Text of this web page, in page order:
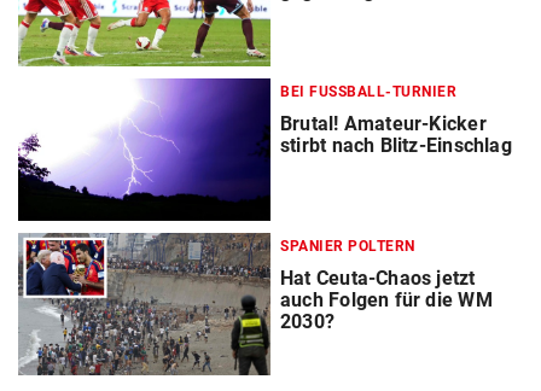
BEI FUSSBALL-TURNIER
Brutal! Amateur-Kicker
stirbt nach Blitz-Einschlag
SPANIER POLTERN
Hat Ceuta-Chaos jetzt
auch Folgen für die WM
2030?